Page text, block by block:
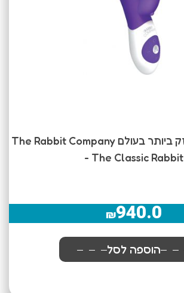
ויברטור נטען החזק ביותר בעולם The Rabbit Company
- The Classic Rabbit
₪940.0
הוספה לסל